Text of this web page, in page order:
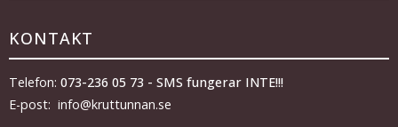
KONTAKT
Telefon: 073-236 05 73 - SMS fungerar INTE!!!
E-post: info@kruttunnan.se